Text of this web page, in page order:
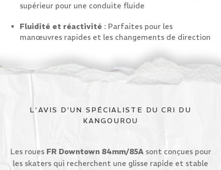
supérieur pour une conduite fluide
Fluidité et réactivité : Parfaites pour les
manœuvres rapides et les changements de direction
L'AVIS D'UN SPÉCIALISTE DU CRI DU
KANGOUROU
Les roues FR Downtown 84mm/85Asont conçues pour
les skaters qui recherchent une glisse rapide et stable